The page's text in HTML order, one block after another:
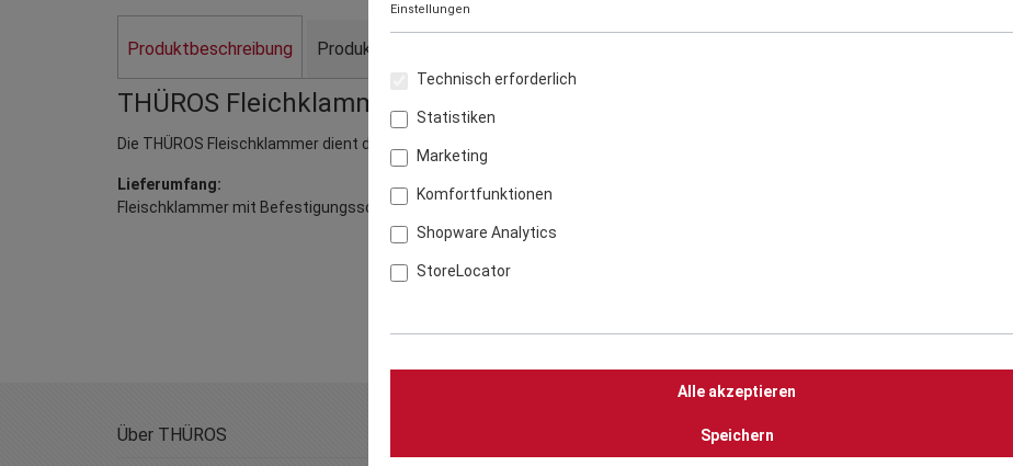
Produktbeschreibung Produktdaten
THÜROS Fleichklammer einseitig
Die THÜROS Fleischklammer dient der Befestigung des Grillgutes am zentralen Spieß. Sie eignet sich besonders gut für Geflügel.
Lieferumfang:
Fleischklammer mit Befestigungsschraube
Über THÜROS Ihre Vorteile
Einstellungen
Technisch erforderlich
Statistiken
Marketing
Komfortfunktionen
Shopware Analytics
StoreLocator
Alle akzeptieren
Speichern